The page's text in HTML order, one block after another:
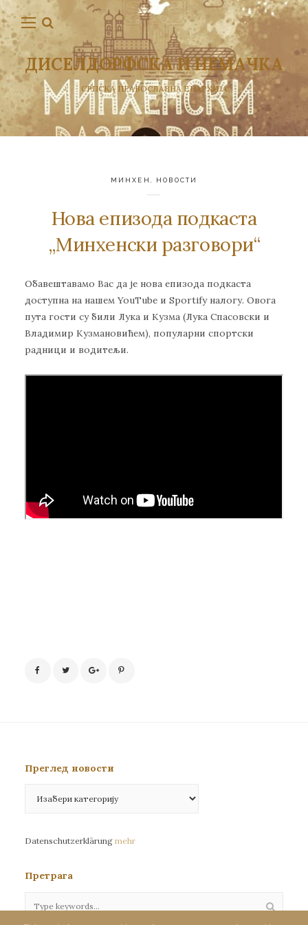
ДИСЕЛДОРФСКА И НЕМАЧКА
СРПСКА ПРАВОСЛАВНА ЕПАРХИЈА
МИНХЕН НОВОСТИ
Нова епизода подкаста
„Минхенски разговори“
Oбавештавамо Вас да је нова епизода подкаста
доступна на нашем YouTube и Sportify налогу. Овога
пута гости су били Лука и Кузма (Лука Спасовски и
Владимир Кузмановићем), популарни спортски
радници и водитељи.
Преглед новости
новости
Datenschutzerklärung mehr
Претрага